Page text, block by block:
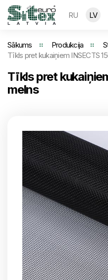
RU LV
Sākums Produkcija
Tīkls pret kukaiņiem INSECTS
Tīkls pret
melns